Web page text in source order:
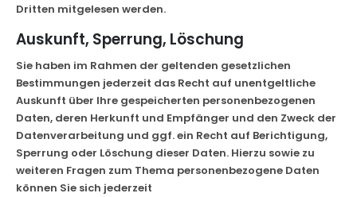
Dritten mitgelesen werden.
Auskunft, Sperrung, Löschung
Sie haben im Rahmen der geltenden gesetzlichen
Bestimmungen jederzeit das Recht auf unentgeltliche
Auskunft über Ihre gespeicherten personenbezogenen
Daten, deren Herkunft und Empfänger und den Zweck der
Datenverarbeitung und ggf. ein Recht auf Berichtigung,
Sperrung oder Löschung dieser Daten. Hierzu sowie zu
weiteren Fragen zum Thema personenbezogene Daten
können Sie sich jederzeit